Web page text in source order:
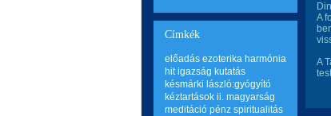
Címkék
előadás ezoterika harmónia
hit igazság kutatás
késmárki lászló:gyógyító
kéztartások ii. magyarság
meditáció pénz spiritualitás
A
A